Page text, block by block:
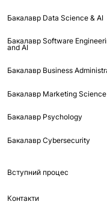
Бакалавр Data Science & AI
Бакалавр Software
and AI
Бакалавр Business
Бакалавр Marketing Science
Бакалавр Psychology
Бакалавр Cybersecurity
Вступний процес
Контакти